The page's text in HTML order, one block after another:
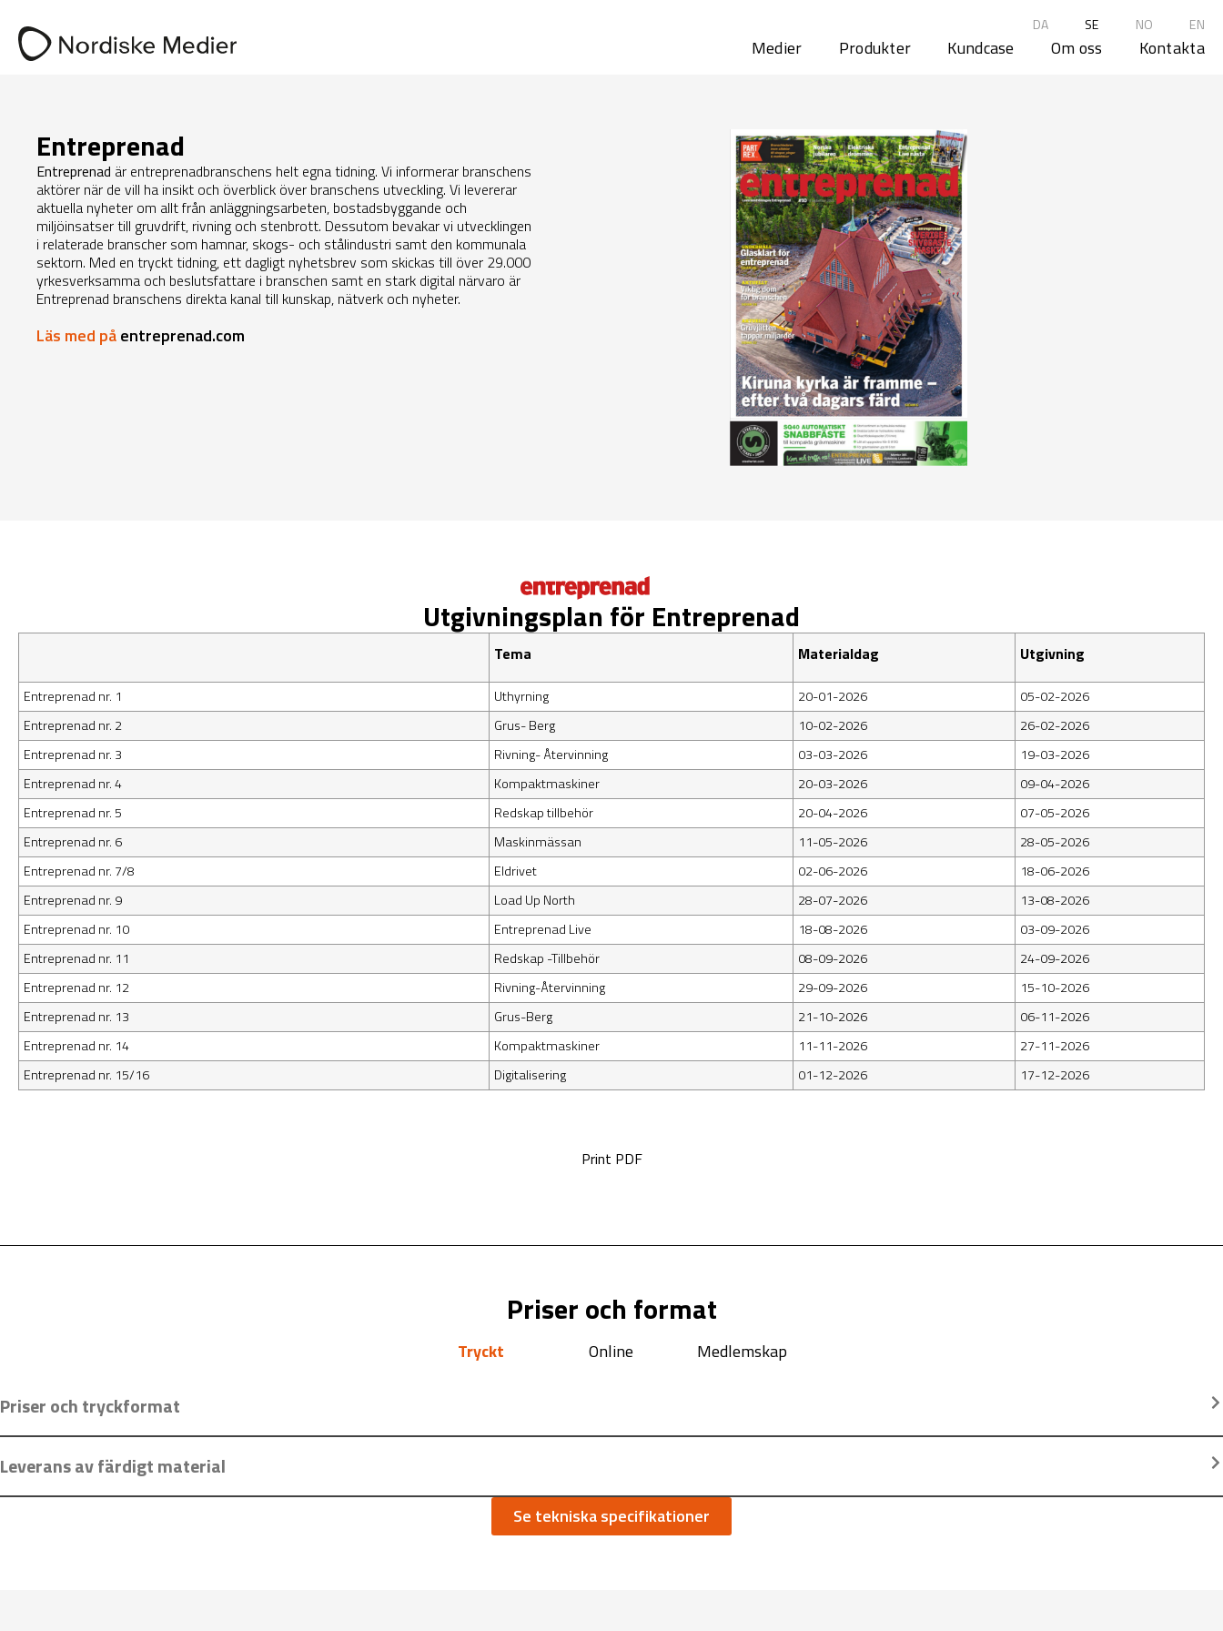
DA SE NO EN
Medier Produkter Kundcase Om oss Kontakta
Entreprenad
Entreprenad är entreprenadbranschens helt egna tidning. Vi informerar branschens
aktörer när de vill ha insikt och överblick över branschens utveckling. Vi levererar
aktuella nyheter om allt från anläggningsarbeten, bostadsbyggande och
miljöinsatser till gruvdrift, rivning och stenbrott. Dessutom bevakar vi utvecklingen
i relaterade branscher som hamnar, skogs- och stålindustri samt den kommunala
sektorn. Med en tryckt tidning, ett dagligt nyhetsbrev som skickas till över 29.000
yrkesverksamma och beslutsfattare i branschen samt en stark digital närvaro är
Entreprenad branschens direkta kanal till kunskap, nätverk och nyheter.
Läs med påentreprenad.com
Utgivningsplan för Entreprenad
Tema Materialdag Utgivning
Entreprenad nr. 1 Uthyrning 20-01-2026
05-02-2026
Entreprenad nr. 2
Grus- Berg 10-02-2026
26-02-2026
Entreprenad nr. 3
Rivning- Återvinning 03-03-2026
19-03-2026
Entreprenad nr. 4
Kompaktmaskiner 20-03-2026
09-04-2026
Entreprenad nr. 5
Redskap tillbehör 20-04-2026
07-05-2026
Entreprenad nr. 6
Maskinmässan 11-05-2026
28-05-2026
Entreprenad nr. 7/8
Eldrivet 02-06-2026
18-06-2026
Entreprenad nr. 9
Load Up North 28-07-2026
13-08-2026
Entreprenad nr. 10
Entreprenad Live 18-08-2026
03-09-2026
Entreprenad nr. 11
Redskap -Tillbehör 08-09-2026
24-09-2026
Entreprenad nr. 12
Rivning-Återvinning 29-09-2026
15-10-2026
Entreprenad nr. 13
Grus-Berg 21-10-2026
06-11-2026
Entreprenad nr. 14
Kompaktmaskiner 11-11-2026
27-11-2026
Entreprenad nr. 15/16
Digitalisering 01-12-2026 17-12-2026
Print PDF
Priser och format
Tryckt Online Medlemskap
Priser och tryckformat
Leverans av färdigt material
Se tekniska specifikationer